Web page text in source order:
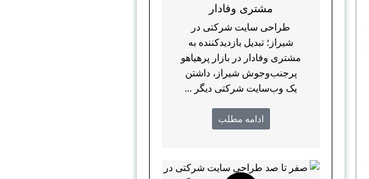
مشتری وفادار
طراحی سایت شرکتی در
شیراز؛ تبدیل بازدیدکننده به
مشتری وفادار در بازار پرهیاهو
پرجنب‌وجوش شیراز، داشتن
یک وب‌سایت شرکتی دیگر ...
ادامه مطلب